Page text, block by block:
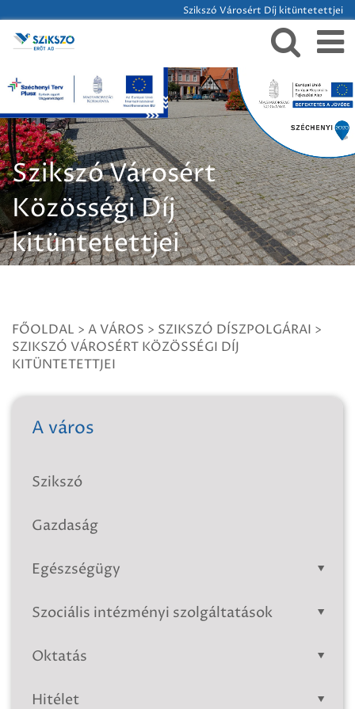
Szikszó Városért Díj kitüntetettjei
Szikszó Városért
Közösségi Díj
kitüntetettjei
FŐOLDAL > A VÁROS > SZIKSZÓ DÍSZPOLGÁRAI >
SZIKSZÓ VÁROSÉRT KÖZÖSSÉGI DÍJ
KITÜNTETETTJEI
A város
Szikszó
Gazdaság
Egészségügy
Szociális intézményi szolgáltatások
Oktatás
Hitélet